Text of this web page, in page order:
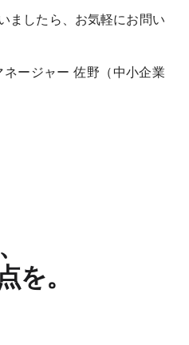
ましたら、お気軽にお問い
ージャー 佐野（中小企業
を。